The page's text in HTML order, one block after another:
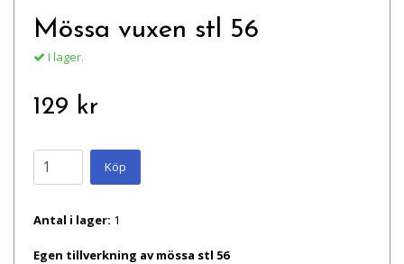
Mössa vuxen stl 56
I lager.
129 kr
Köp
Antal i lager: 1
Egen tillverkning av mössa stl 56